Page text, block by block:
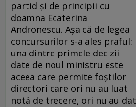
partid și de principii cu
doamna Ecaterina
Andronescu. Așa că de legea
concursurilor s-a ales praful:
una dintre primele decizii
date de noul ministru este
aceea care permite foștilor
directori care ori nu au luat
notă de trecere, ori nu au dat